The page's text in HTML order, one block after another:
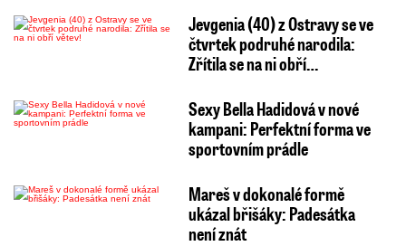
Jevgenia (40) z Ostravy se ve
čtvrtek podruhé narodila:
Zřítila se na ni obří…
Sexy Bella Hadidová v nové
kampani: Perfektní forma ve
sportovním prádle
Mareš v dokonalé formě
ukázal břišáky: Padesátka
není znát